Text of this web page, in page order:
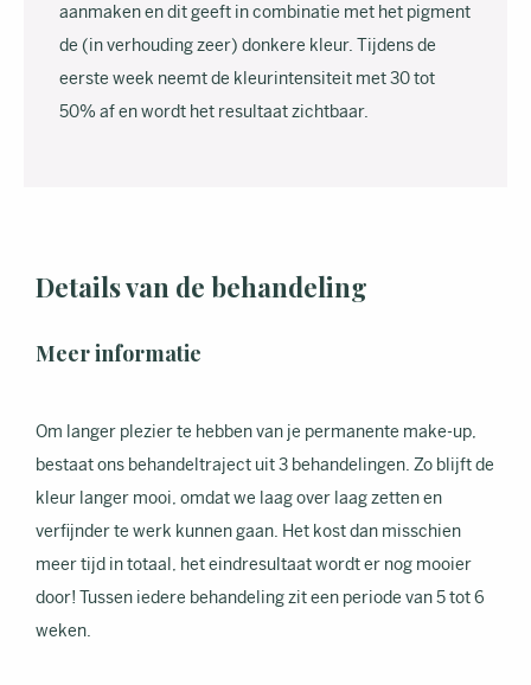
aanmaken en dit geeft in combinatie met het pigment
de (in verhouding zeer) donkere kleur. Tijdens de
eerste week neemt de kleurintensiteit met 30 tot
50% af en wordt het resultaat zichtbaar.
Details van de behandeling
Meer informatie
Om langer plezier te hebben van je permanente make-up,
bestaat ons behandeltraject uit 3 behandelingen. Zo blijft de
kleur langer mooi, omdat we laag over laag zetten en
verfijnder te werk kunnen gaan. Het kost dan misschien
meer tijd in totaal, het eindresultaat wordt er nog mooier
door! Tussen iedere behandeling zit een periode van 5 tot 6
weken.